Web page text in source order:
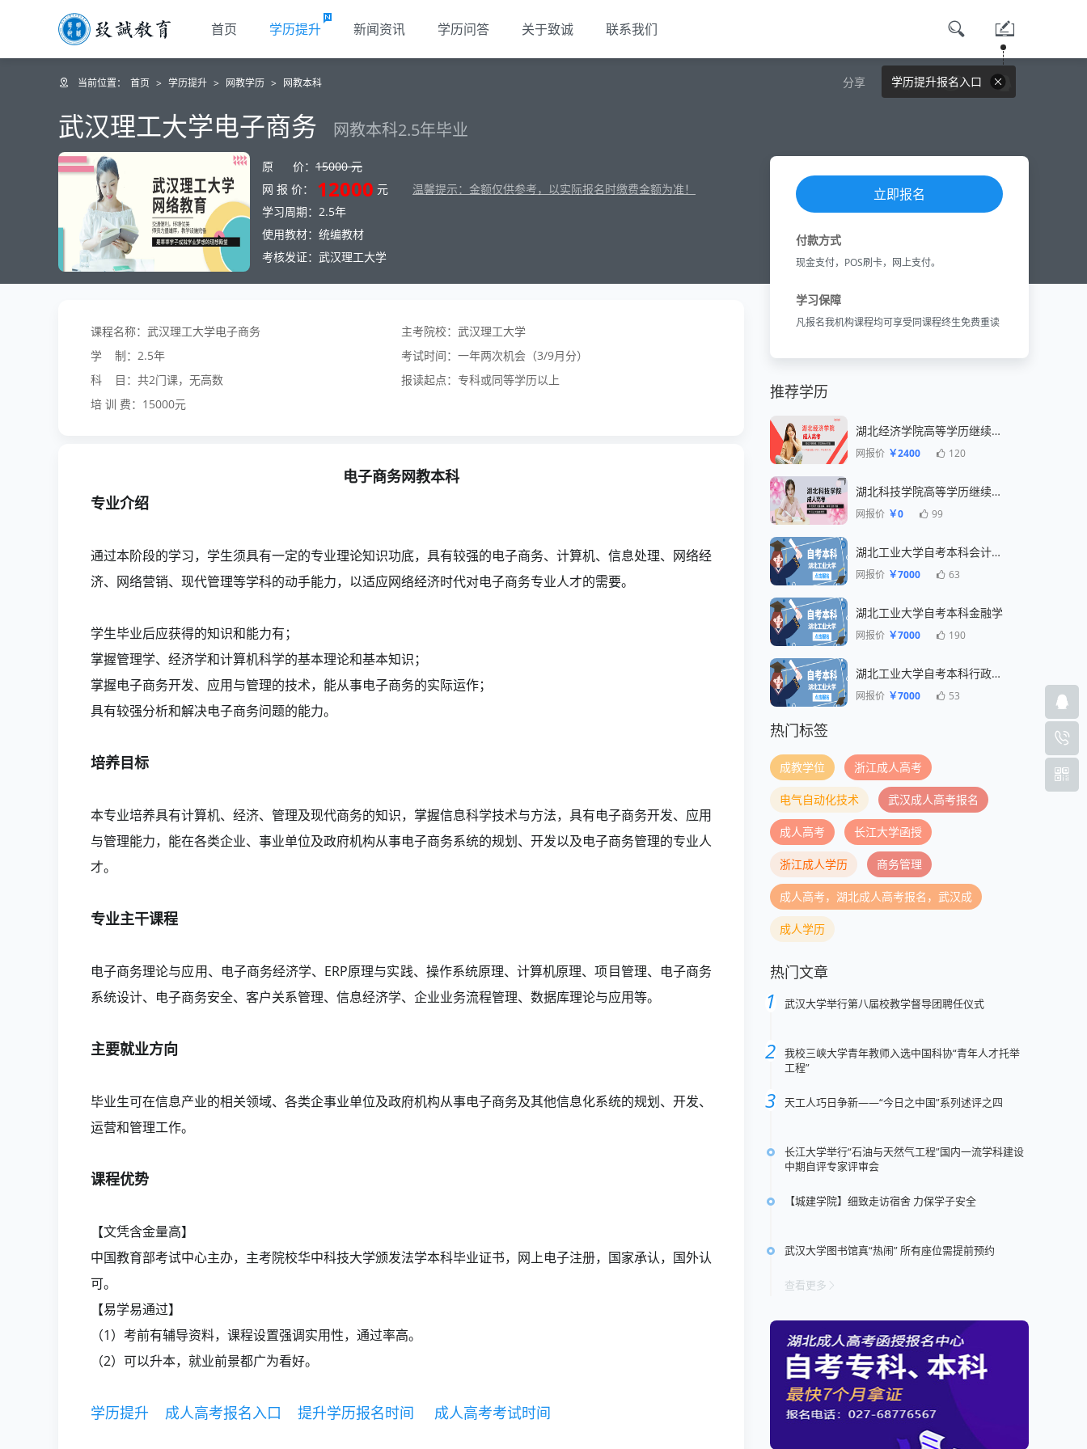
首页 学历提升 新闻资讯 学历问答 关于致诚 联系我们
学历提升报名入口
当前位置： 首页 > 学历提升 > 网教学历 > 网教本科 分享
武汉理工大学电子商务 网教本科2.5年毕业
原 价： 15000 元
网 报 价：
12000 元
温馨提示：金额仅供参考，以实际报名时缴费金额为准！
学习周期：2.5年
使用教材：统编教材
考核发证：武汉理工大学
课程名称：武汉理工大学电子商务
主考院校：武汉理工大学
学 制：2.5年
考试时间：一年两次机会（3/9月分）
科 目：共2门课，无高数
报读起点：专科或同等学历以上
培 训 费：15000元
电子商务网教本科
专业介绍
通过本阶段的学习，学生须具有一定的专业理论知识功底，具有较强的电子商务、计算机、信息处理、网络经
济、网络营销、现代管理等学科的动手能力，以适应网络经济时代对电子商务专业人才的需要。
学生毕业后应获得的知识和能力有；
掌握管理学、经济学和计算机科学的基本理论和基本知识；
掌握电子商务开发、应用与管理的技术，能从事电子商务的实际运作；
具有较强分析和解决电子商务问题的能力。
培养目标
本专业培养具有计算机、经济、管理及现代商务的知识，掌握信息科学技术与方法，具有电子商务开发、应用
与管理能力，能在各类企业、事业单位及政府机构从事电子商务系统的规划、开发以及电子商务管理的专业人
才。
专业主干课程
电子商务理论与应用、电子商务经济学、ERP原理与实践、操作系统原理、计算机原理、项目管理、电子商务
系统设计、电子商务安全、客户关系管理、信息经济学、企业业务流程管理、数据库理论与应用等。
主要就业方向
毕业生可在信息产业的相关领域、各类企事业单位及政府机构从事电子商务及其他信息化系统的规划、开发、
运营和管理工作。
课程优势
【文凭含金量高】
中国教育部考试中心主办，主考院校华中科技大学颁发法学本科毕业证书，网上电子注册，国家承认，国外认
可。
【易学易通过】
（1）考前有辅导资料，课程设置强调实用性，通过率高。
（2）可以升本，就业前景都广为看好。
学历提升 成人高考报名入口 提升学历报名时间 成人高考考试时间
立即报名
付款方式
现金支付，POS刷卡，网上支付。
学习保障
凡报名我机构课程均可享受同课程终生免费重读
推荐学历
湖北经济学院高等学历继续教育招生简章
网报价 ￥2400 120
湖北科技学院高等学历继续教育招生简章
网报价 ￥0 99
湖北工业大学自考本科会计专业
网报价 ￥7000 63
湖北工业大学自考本科金融学
网报价 ￥7000 190
湖北工业大学自考本科行政管理专业
网报价 ￥7000 53
热门标签
成教学位 浙江成人高考
电气自动化技术 武汉成人高考报名
成人高考 长江大学函授
浙江成人学历 商务管理
成人高考，湖北成人高考报名，武汉成
成人学历
热门文章
武汉大学举行第八届校教学督导团聘任仪式
我校三峡大学青年教师入选中国科协“青年人才托举
工程”
天工人巧日争新——“今日之中国”系列述评之四
长江大学举行“石油与天然气工程”国内一流学科建设
中期自评专家评审会
【城建学院】细致走访宿舍 力保学子安全
武汉大学图书馆真“热闹” 所有座位需提前预约
查看更多